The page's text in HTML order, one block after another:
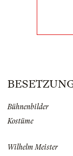
Bühnenbilder
Kostüme
Wilhelm Meister